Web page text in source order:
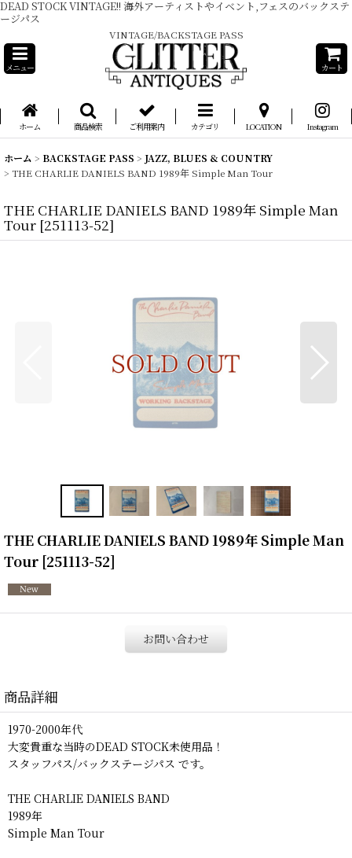
DEAD STOCK VINTAGE!! 海外アーティストやイベント,フェスのバックステ
ージパス
VINTAGE/BACKSTAGE PASS
メニュー カート
ホーム 商品検索 ご利用案内 カテゴリ LOCATION Instagram
ホーム > BACKSTAGE PASS > JAZZ, BLUES & COUNTRY
> THE CHARLIE DANIELS BAND 1989年 Simple Man Tour
THE CHARLIE DANIELS BAND 1989年 Simple Man
Tour [251113-52]
THE CHARLIE DANIELS BAND 1989年 Simple Man
Tour [251113-52]
お問い合わせ
商品詳細
1970-2000年代
大変貴重な当時のDEAD STOCK未使用品！
スタッフパス/バックステージパス です。
THE CHARLIE DANIELS BAND
1989年
Simple Man Tour